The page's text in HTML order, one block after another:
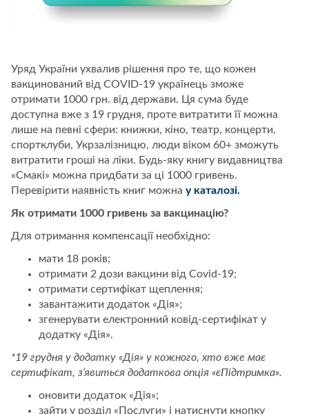
Уряд України ухвалив рішення про те, що кожен
вакцинований від COVID-19 українець зможе
отримати 1000 грн. від держави. Ця сума буде
доступна вже з 19 грудня, проте витратити її можна
лише на певні сфери: книжки, кіно, театр, концерти,
спортклуби, Укрзалізницю, люди віком 60+ зможуть
витратити гроші на ліки. Будь-яку книгу видавництва
«Смакі» можна придбати за ці 1000 гривень.
Перевірити наявність книг можна у каталозі.
Як отримати 1000 гривень за вакцинацію?
Для отримання компенсації необхідно:
мати 18 років;
отримати 2 дози вакцини від Covid-19;
отримати сертифікат щеплення;
завантажити додаток «Дія»;
згенерувати електронний ковід-сертифікат у
додатку «Дія».
*19 грудня у додатку «Дія» у кожного, хто вже має
сертифікат, з’явиться додаткова опція «єПідтримка».
оновити додаток «Дія»;
зайти у розділ «Послуги» і натиснути кнопку